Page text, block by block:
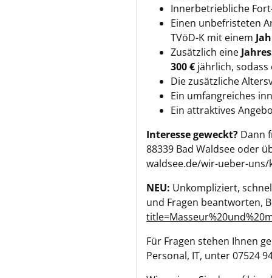
Innerbetriebliche
Einen unbefristeten
TVöD-K mit einem
Zusätzlich eine
300 € jährlich,
Die zusätzliche
Ein umfangreiches
Ein attraktives
Interesse geweckt? Dann
88339 Bad Waldsee oder
waldsee.de/wir-ueber-
NEU: Unkompliziert,
und Fragen beantworten,
Für Fragen stehen Ihnen
Personal, IT, unter 07524